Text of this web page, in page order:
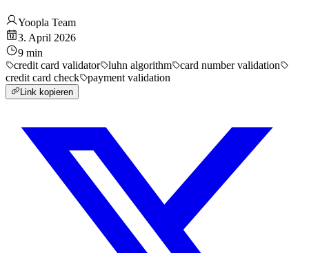
Yoopla Team
3. April 2026
9 min
credit card validator
luhn algorithm
card number validation
credit card check
payment validation
Link kopieren